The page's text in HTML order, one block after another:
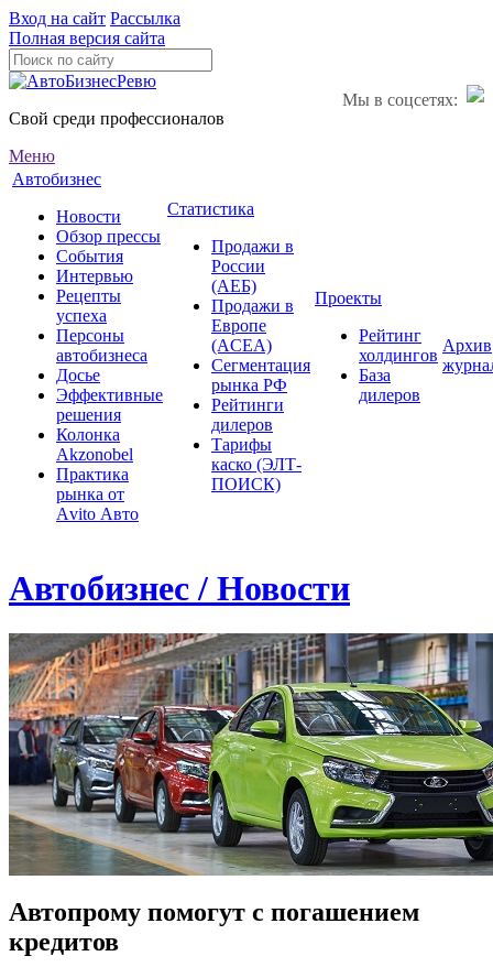
Вход на сайт Рассылка
Полная версия сайта
Мы в соцсетях:
Свой среди профессионалов
Меню
Автобизнес
Новости
Обзор прессы
События
Интервью
Рецепты
успеха
Персоны
автобизнеса
Досье
Эффективные
решения
Колонка
Akzonobel
Практика
рынка от
Аvito Авто
Статистика
Продажи в
России
(АЕБ)
Продажи в
Европе
(ACEA)
Сегментация
рынка РФ
Рейтинги
дилеров
Тарифы
каско (ЭЛТ-
ПОИСК)
Проекты
Рейтинг
холдингов
База
дилеров
Архив
Автобизнес / Новости
Автопрому помогут с погашением
кредитов